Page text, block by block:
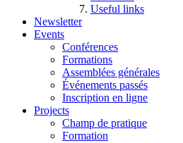
Useful links
Newsletter
Events
Conférences
Formations
Assemblées générales
Événements passés
Inscription en ligne
Projects
Champ de pratique
Formation